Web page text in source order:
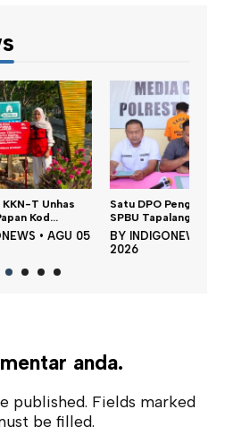
Satu DPO Pengeroyokan
SPBU Tapalang Dita...
BYINDIGONEWS •AGU 05
anda.
published. Fields marked
be filled.